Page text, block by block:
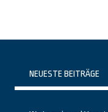
NEUESTE BEITRÄGE